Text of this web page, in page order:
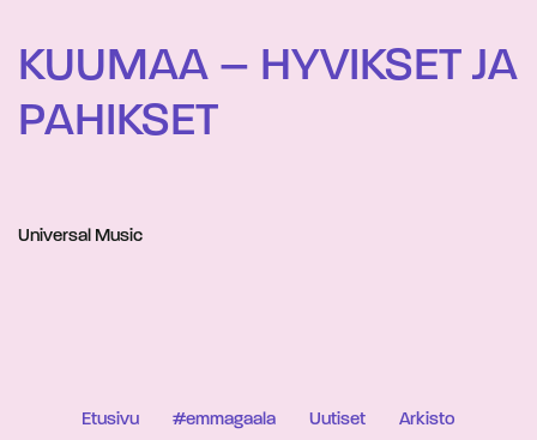
KUUMAA – HYVIKSET JA
PAHIKSET
Universal Music
Etusivu #emmagaala Uutiset
Arkisto